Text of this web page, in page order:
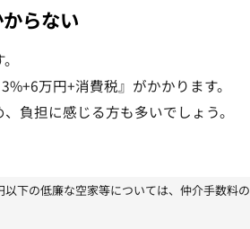
らない
万円+消費税』がかかります。
負担に感じる方も多いでしょう。
下の低廉な空家等については、仲介手数料の